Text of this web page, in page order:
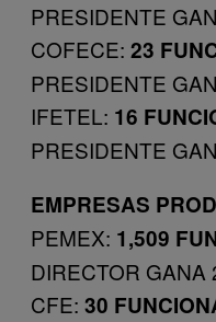
PRESIDENTE
COFECE: 23
PRESIDENTE
IFETEL: 16
PRESIDENTE
EMPRESAS
PEMEX: 1,509
DIRECTOR GANA
CFE: 30